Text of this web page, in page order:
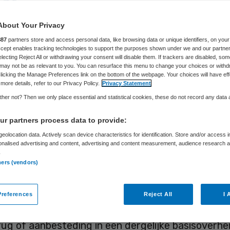
Hans Buijing15 maart 2016
anderhalf jaar waarschuwen voor de ramp
is in de huishoudelijke hulp, lijkt
kan leren van de eerdere ramp in de
van huishoudelijke hulp van rijk naar
aan de juridische kant van belang. Het wordt
of aanbesteding in een dergelijke
Your Privacy
partners store and access personal data, like browsing data or unique identifiers, on your
enables tracking technologies to support the purposes shown under we and our
Reject All or withdrawing your consent will disable them. If trackers are disabled,
not be as relevant to you. You can resurface this menu to change your choices or
the Manage Preferences link on the bottom of the webpage. Your choices will have
details, refer to our Privacy Policy. Privacy Statement
not? Then we only place essential and statistical cookies, these do not record any data
partners process data to provide:
data. Actively scan device characteristics for identification. Store and/or access
advertising and content, advertising and content measurement, audience research
(vendors)
Reject All I